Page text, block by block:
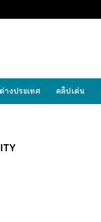
ต่างประเทศ คลิปเด่น